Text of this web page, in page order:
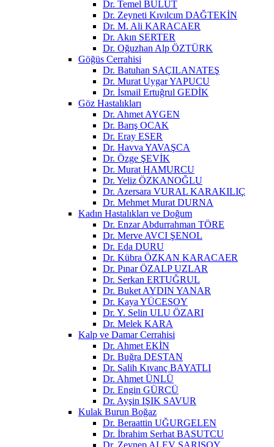
Dr. Temel BULUT
Dr. Zeyneti Kıvılcım DAĞTEKİN
Dr. M. Ali KARACAER
Dr. Akın SERTER
Dr. Oğuzhan Alp ÖZTÜRK
Göğüs Cerrahisi
Dr. Batuhan SAÇILANATEŞ
Dr. Murat Uygar YAPUCU
Dr. İsmail Ertuğrul GEDİK
Göz Hastalıkları
Dr. Ahmet AYGEN
Dr. Barış OCAK
Dr. Eray ESER
Dr. Havva YAVAŞCA
Dr. Özge ŞEVİK
Dr. Murat HAMURCU
Dr. Yeliz ÖZKANOĞLU
Dr. Azersara VURAL KARAKILIÇ
Dr. Mehmet Murat DURNA
Kadın Hastalıkları ve Doğum
Dr. Enzar Abdurrahman TÖRE
Dr. Merve AVCI ŞENOL
Dr. Eda DURU
Dr. Kübra ÖZKAN KARACAER
Dr. Pınar ÖZALP UZLAR
Dr. Serkan ERTUĞRUL
Dr. Buket AYDIN YANAR
Dr. Kaya YÜCESOY
Dr. Y. Selin ULU ÖZARI
Dr. Melek KARA
Kalp ve Damar Cerrahisi
Dr. Ahmet EKİN
Dr. Buğra DESTAN
Dr. Salih Kıvanç BAYATLI
Dr. Ahmet ÜNLÜ
Dr. Engin GÜRCÜ
Dr. Ayşin IŞIK SAVUR
Kulak Burun Boğaz
Dr. Beraattin UĞURGELEN
Dr. İbrahim Serhat BASUTCU
Dr. Zeynep ALEV SARISOY